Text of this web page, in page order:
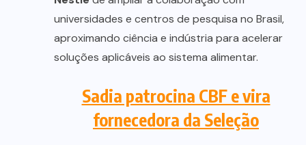
universidades e centros de pesquisa no Brasil,
aproximando ciência e indústria para acelerar
soluções aplicáveis ao sistema alimentar.
Sadia patrocina CBF e vira
fornecedora da Seleção